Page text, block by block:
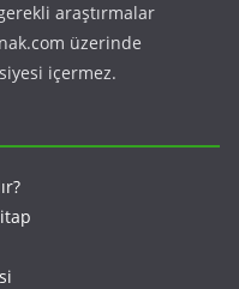
araştırmalar
üzerinde
içermez.